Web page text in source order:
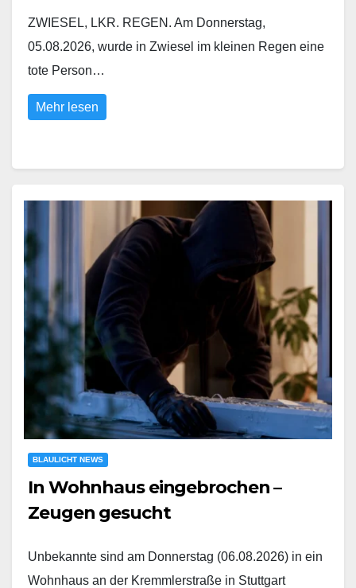
ZWIESEL, LKR. REGEN. Am Donnerstag,
05.08.2026, wurde in Zwiesel im kleinen Regen eine
tote Person…
Mehr lesen
BLAULICHT NEWS
In Wohnhaus eingebrochen –
Zeugen gesucht
Unbekannte sind am Donnerstag (06.08.2026) in ein
Wohnhaus an der Kremmlerstraße in Stuttgart